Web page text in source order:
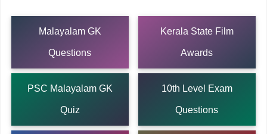
Malayalam GK
Questions
Kerala State Film
Awards
PSC Malayalam GK
Quiz
10th Level Exam
Questions